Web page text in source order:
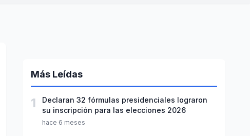
Más Leídas
1
Declaran 32 fórmulas presidenciales lograron
su inscripción para las elecciones 2026
hace 6 meses